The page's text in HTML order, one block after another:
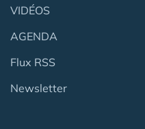
VIDÉOS
AGENDA
Flux RSS
Newsletter